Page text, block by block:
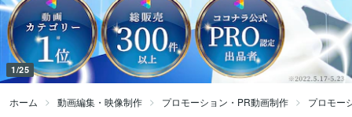
1/25
ホーム 動画編集・映像制作 プロモーション・PR動画制作 プロモー